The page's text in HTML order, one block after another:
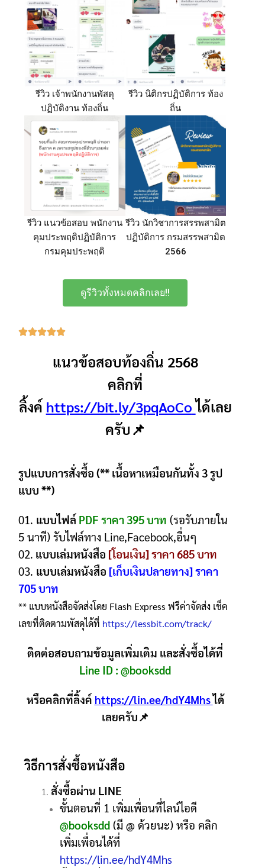
รีวิว เจ้าพนักงานพัสดุ
ปฏิบัติงาน ท้องถิ่น
รีวิว นิติกรปฏิบัติการ ท้อง
ถิ่น
รีวิว แนวข้อสอบ พนักงาน
คุมประพฤติปฏิบัติการ
กรมคุมประพฤติ
รีวิว นักวิชาการสรรพสามิต
ปฏิบัติการ กรมสรรพสามิต
2566
ดูรีวิวทั้งหมดคลิกเลย!!
แนวข้อสอบท้องถิ่น 2568
คลิกที่
ลิ้งค์ https://bit.ly/3pqAoCo ได้เลย
ครับ📌
รูปแบบการสั่งซื้อ (** เนื้อหาเหมือนกันทั้ง 3 รูป
แบบ **)
01. แบบไฟล์ PDF ราคา 395 บาท (รอรับภายใน
5 นาที) รับไฟล์ทาง Line,Facebook,อื่นๆ
02. แบบเล่มหนังสือ [โอนเงิน] ราคา 685 บาท
03. แบบเล่มหนังสือ [เก็บเงินปลายทาง] ราคา
705 บาท
** แบบหนังสือจัดส่งโดย Flash Express ฟรีค่าจัดส่ง เช็ค
เลขที่ติดตามพัสดุได้ที่ https://lessbit.com/track/
ติดต่อสอบถามข้อมูลเพิ่มเติม และสั่งซื้อได้ที่
Line ID :@booksdd
หรือคลิกที่ลิ้งค์ https://lin.ee/hdY4Mhsได้
เลยครับ📌
วิธีการสั่งซื้อหนังสือ
สั่งซื้อผ่าน LINE
ขั้นตอนที่ 1 เพิ่มเพื่อนที่ไลน์ไอดี
@booksdd (มี @ ด้วยนะ) หรือ คลิก
เพิ่มเพื่อนได้ที่
https://lin.ee/hdY4Mhs